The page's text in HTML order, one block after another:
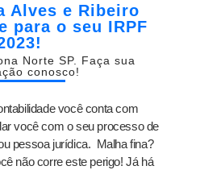
Alves e Ribeiro
para o seu IRPF
Norte SP. Faça sua
conosco!
você conta com
você com o seu processo de
pessoa jurídica. Malha fina?
não corre este perigo! Já há